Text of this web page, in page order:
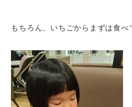
もちろん、いちごからまずは食べ